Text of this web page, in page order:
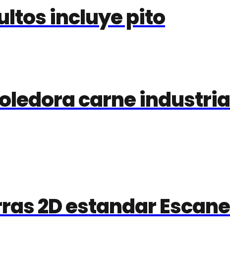
incluye pito
carne
2D estandar